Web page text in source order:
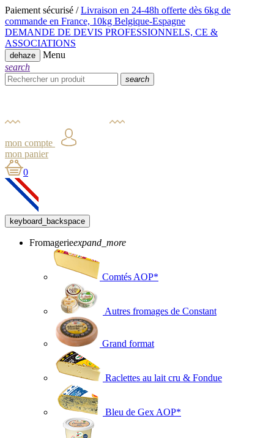
Paiement sécurisé / Livraison en 24-48h offerte dès 6kg de
commande en France, 10kg Belgique-Espagne
DEMANDE DE DEVIS PROFESSIONNELS, CE &
ASSOCIATIONS
dehaze
Menu
search
search
mon compte
mon panier
0
keyboard_backspace
Fromagerieexpand_more
Comtés AOP*
Autres fromages de Constant
Grand format
Raclettes au lait cru & Fondue
Bleu de Gex AOP*